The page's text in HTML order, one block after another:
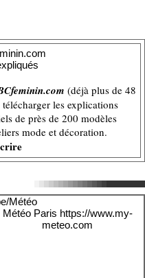
(déjà plus de 48
les explications
de près de 200 modèles
mode et décoration.
Météo Paris https://www.my-
meteo.com